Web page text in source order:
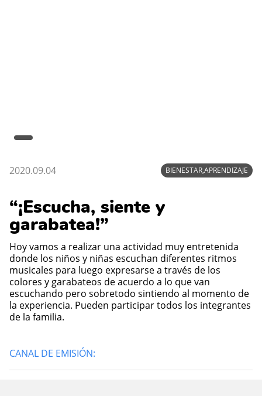
2020.09.04 BIENESTAR,APRENDIZAJE
“¡Escucha, siente y
garabatea!”
Hoy vamos a realizar una actividad muy entretenida
donde los niños y niñas escuchan diferentes ritmos
musicales para luego expresarse a través de los
colores y garabateos de acuerdo a lo que van
escuchando pero sobretodo sintiendo al momento de
la experiencia. Pueden participar todos los integrantes
de la familia.
CANAL DE EMISIÓN: